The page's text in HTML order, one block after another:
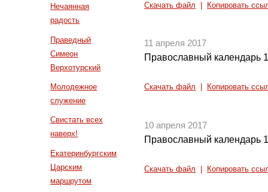
Нечаянная
радость
Праведный
Симеон
Верхотурский
Молодежное
служение
Свистать всех
наверх!
Екатеринбургским
Царским
маршрутом
Скачать файл Копировать
11 апреля 2017
Православный календарь
Скачать файл Копировать
10 апреля 2017
Православный календарь
Скачать файл Копировать